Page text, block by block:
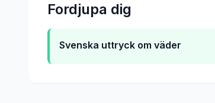
Fordjupa dig
Svenska uttryck om väder